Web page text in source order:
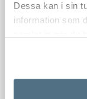
Dessa kan i sin
information som